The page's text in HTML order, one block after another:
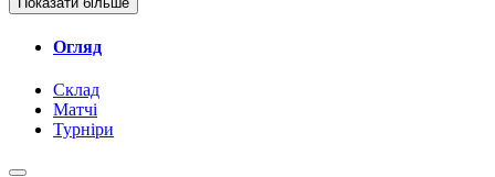
Огляд
Склад
Матчі
Турніри